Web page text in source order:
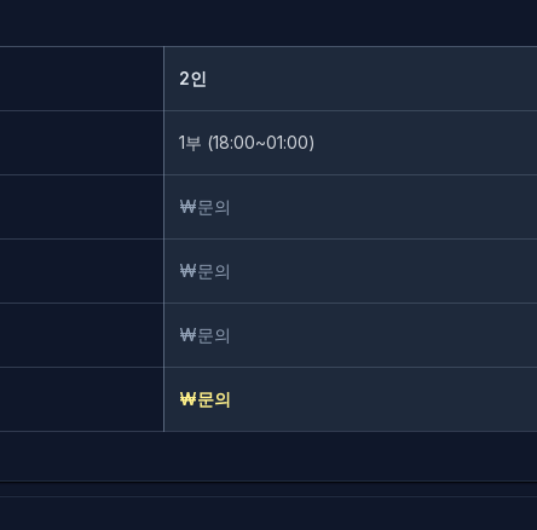
2인
1부 (18:00~01:00)
₩문의
₩문의
₩문의
₩문의